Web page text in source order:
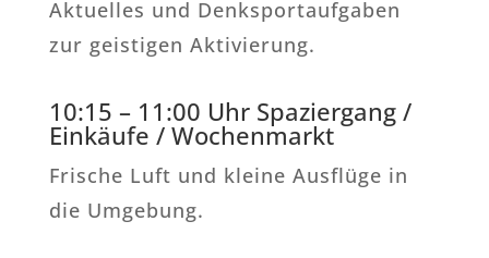
Aktuelles und Denksportaufgaben
zur geistigen Aktivierung.
10:15 – 11:00 Uhr Spaziergang /
Einkäufe / Wochenmarkt
Frische Luft und kleine Ausflüge in
die Umgebung.